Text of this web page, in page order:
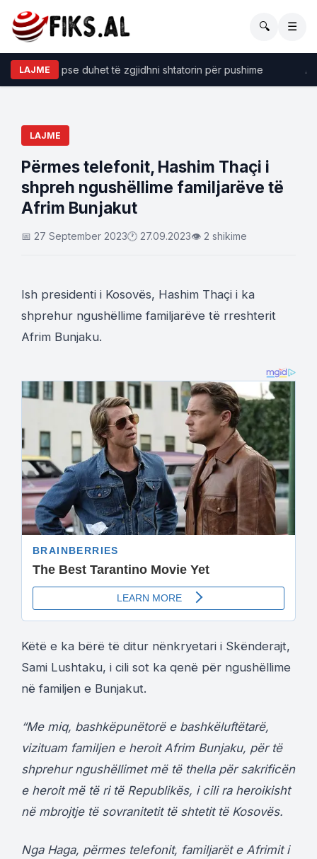
🔍 ☰
LAJME
të forta pse duhet të zgjidhni shtatorin për pushime
LAJME
Përmes telefonit, Hashim Thaçi i
shpreh ngushëllime familjarëve të
Afrim Bunjakut
📅 27 September 2023🕐 27.09.2023👁 2 shikime
Ish presidenti i Kosovës, Hashim Thaçi i ka
shprehur ngushëllime familjarëve të rreshterit
Afrim Bunjaku.
Këtë e ka bërë të ditur nënkryetari i Skënderajt,
Sami Lushtaku, i cili sot ka qenë për ngushëllime
në familjen e Bunjakut.
“Me miq, bashkëpunëtorë e bashkëluftëtarë,
vizituam familjen e heroit Afrim Bunjaku, për të
shprehur ngushëllimet më të thella për sakrificën
e heroit më të ri të Republikës, i cili ra heroikisht
në mbrojtje të sovranitetit të shtetit të Kosovës.
Nga Haga, përmes telefonit, familjarët e Afrimit i